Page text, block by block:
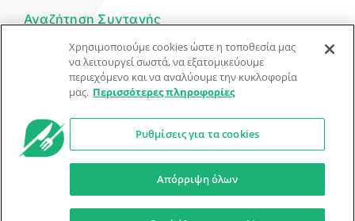
Αναζήτηση Συνταγής
Υποβολή Συνταγής
Φόρμα Επικοινωνίας
© Dorpon • Μηχανή αναζήτησης για …καλοφαγάδες!
Προστασία Προσωπικών Δεδομένων Όροι Xρήσης
Ο βοηθός μπορεί να κάνει λάθη — ελέγξτε τις συνταγές.
Χρησιμοποιούμε cookies ώστε η τοποθεσία μας
να λειτουργεί σωστά, να εξατομικεύουμε
περιεχόμενο και να αναλύουμε την κυκλοφορία
μας. Περισσότερες πληροφορίες
Ρυθμίσεις για τα cookies
Απόρριψη όλων